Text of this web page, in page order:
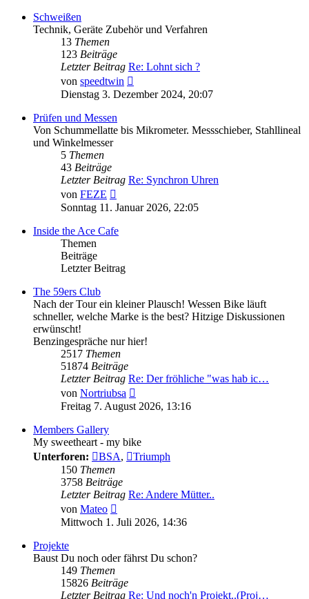
Schweißen
Technik, Geräte Zubehör und Verfahren
13 Themen
123 Beiträge
Letzter Beitrag Re: Lohnt sich ?
von speedtwin
Beitrag
Dienstag 3. Dezember 2024, 20:07
Prüfen und Messen
Von Schummellatte bis Mikrometer. Messschieber, Stahllineal
und Winkelmesser
5 Themen
43 Beiträge
Letzter Beitrag Re: Synchron Uhren
von FEZE
Beitrag
Sonntag 11. Januar 2026, 22:05
Inside the Ace Cafe
Themen
Beiträge
Letzter Beitrag
The 59ers Club
Nach der Tour ein kleiner Plausch! Wessen Bike läuft
schneller, welche Marke is the best? Hitzige Diskussionen
erwünscht!
Benzingespräche nur hier!
2517 Themen
51874 Beiträge
Letzter Beitrag Re: Der fröhliche "was hab ic…
von Nortriubsa
Beitrag
Freitag 7. August 2026, 13:16
Members Gallery
My sweetheart - my bike
Unterforen:
BSA,
Triumph
150 Themen
3758 Beiträge
Letzter Beitrag Re: Andere Mütter..
von Mateo
Beitrag
Mittwoch 1. Juli 2026, 14:36
Projekte
Baust Du noch oder fährst Du schon?
149 Themen
15826 Beiträge
Letzter Beitrag Re: Und noch'n Projekt..(Proj…